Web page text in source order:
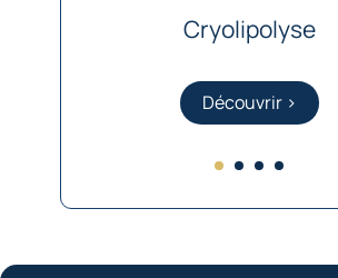
Cryolipolyse
Découvrir >